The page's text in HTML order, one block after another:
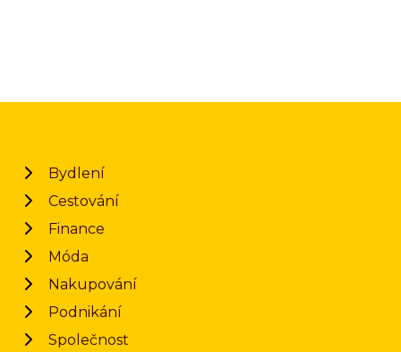
Bydlení
Cestování
Finance
Móda
Nakupování
Podnikání
Společnost